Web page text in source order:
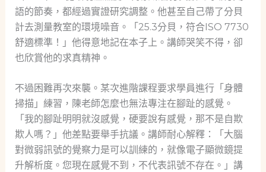
語的節奏，都經過實證研究調整。他甚至自己帶了分貝
計去測量教室的環境噪音。「25.3分貝，符合ISO 7730
舒適標準！」他得意地記在本子上。講師哭笑不得，卻
也欣賞他的求真精神。
不過困難再次來襲。某次進階課程要求學員進行「身體
掃描」練習，陳老師怎麼也無法專注在腳趾的感覺。
「我的腳趾明明就沒感覺，硬要說有感覺，那不是自欺
欺人嗎？」他差點要舉手抗議。講師耐心解釋：「大腦
對微弱訊號的覺察力是可以訓練的，就像電子顯微鏡提
升解析度。您現在感覺不到，不代表訊號不存在。」講